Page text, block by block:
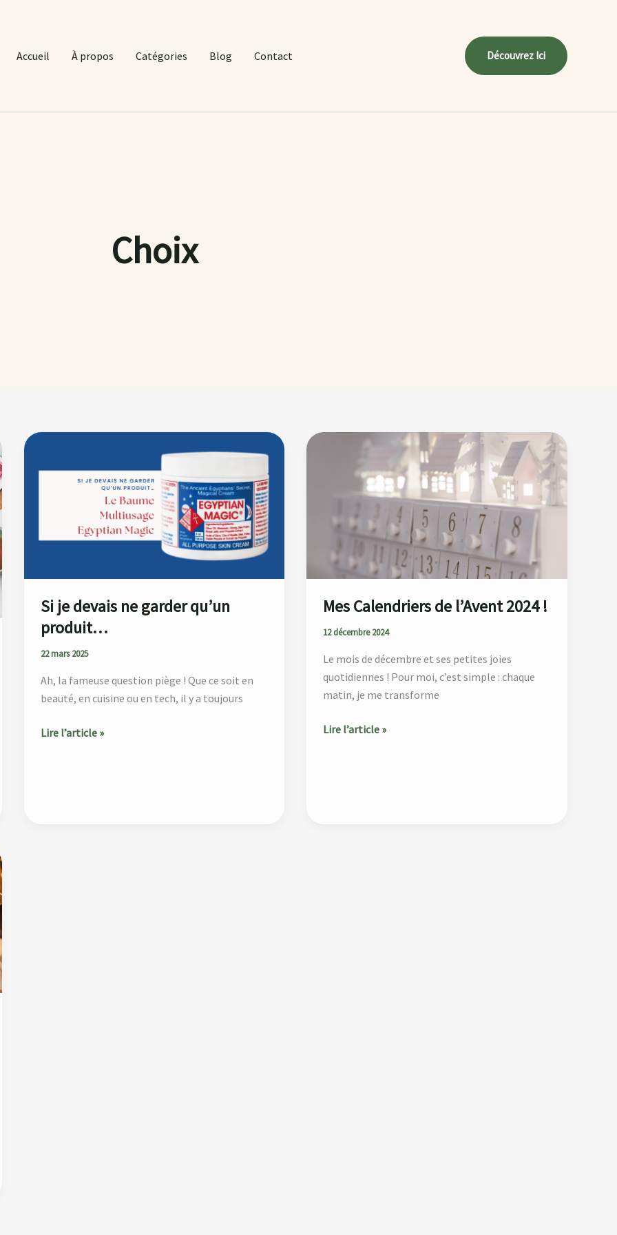
Accueil À propos Catégories Blog Contact Découvrez Ici
Choix
Si je devais ne garder qu’un
produit…
22 mars 2025
Ah, la fameuse question piège ! Que ce soit en
beauté, en cuisine ou en tech, il y a toujours
Lire l’article »
Mes Calendriers de l’Avent 2024 !
12 décembre 2024
Le mois de décembre et ses petites joies
quotidiennes ! Pour moi, c’est simple : chaque
matin, je me transforme
Lire l’article »